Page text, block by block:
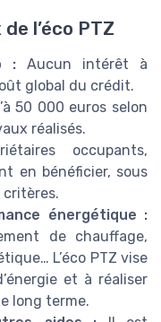
l’éco PTZ
: Aucun intérêt à
global du crédit.
50 000 euros selon
réalisés.
occupants,
en bénéficier, sous
critères.
énergétique :
de chauffage,
L’éco PTZ vise
et à réaliser
long terme.